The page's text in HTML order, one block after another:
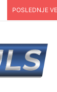
POSLEDNJE